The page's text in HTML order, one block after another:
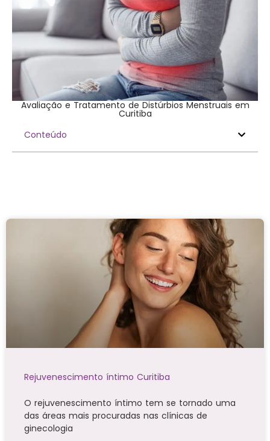
Avaliação e Tratamento de Distúrbios Menstruais em
Curitiba
Conteúdo
Rejuvenescimento íntimo Curitiba
O rejuvenescimento íntimo tem se tornado uma
das áreas mais procuradas nas clínicas de
ginecologia